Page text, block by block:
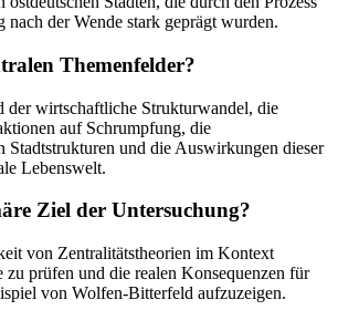
nach der Wende stark geprägt wurden.
Themenfelder?
der wirtschaftliche Strukturwandel, die
auf Schrumpfung, die
Stadtstrukturen und die Auswirkungen dieser
Lebenswelt.
Ziel der Untersuchung?
von Zentralitätstheorien im Kontext
zu prüfen und die realen Konsequenzen für
von Wolfen-Bitterfeld aufzuzeigen.